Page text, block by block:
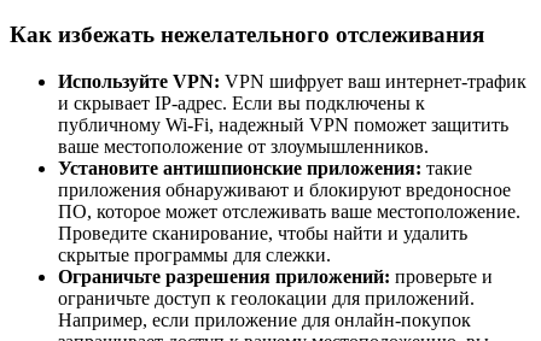
Как избежать нежелательного отслеживания
Используйте VPN: VPN шифрует ваш интернет-трафик
и скрывает IP-адрес. Если вы подключены к
публичному Wi-Fi, надежный VPN поможет защитить
ваше местоположение от злоумышленников.
Установите антишпионские приложения: такие
приложения обнаруживают и блокируют вредоносное
ПО, которое может отслеживать ваше местоположение.
Проведите сканирование, чтобы найти и удалить
скрытые программы для слежки.
Ограничьте разрешения приложений: проверьте и
ограничьте доступ к геолокации для приложений.
Например, если приложение для онлайн-покупок